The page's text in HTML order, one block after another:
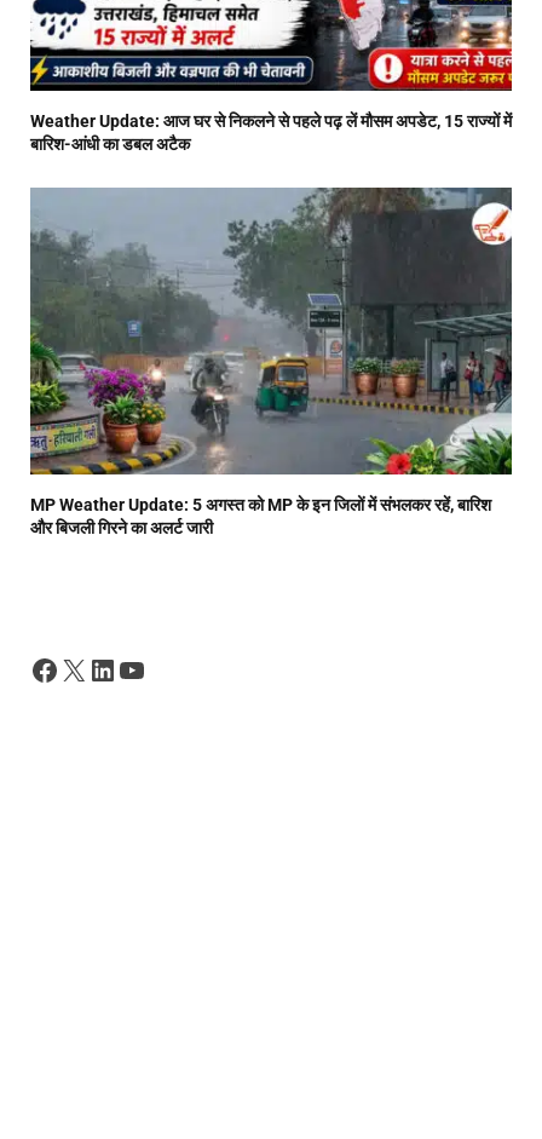
Weather Update: आज घर से निकलने से पहले पढ़ लें मौसम अपडेट, 15 राज्यों में
बारिश-आंधी का डबल अटैक
MP Weather Update: 5 अगस्त को MP के इन जिलों में संभलकर रहें, बारिश
और बिजली गिरने का अलर्ट जारी
Facebook
X LinkedIn
YouTube